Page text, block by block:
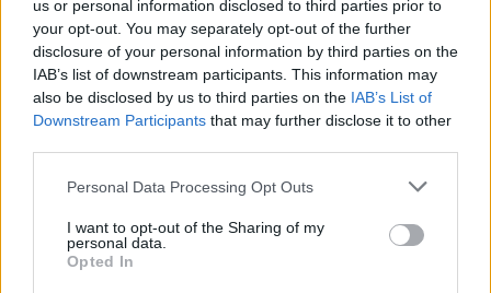
us or personal information disclosed to third parties prior to
your opt-out. You may separately opt-out of the further
disclosure of your personal information by third parties on the
IAB’s list of downstream participants. This information may
also be disclosed by us to third parties on the IAB’s List of
Downstream Participants that may further disclose it to other
Personal Data Processing Opt Outs
I want to opt-out of the Sharing of my
personal data.
Opted In